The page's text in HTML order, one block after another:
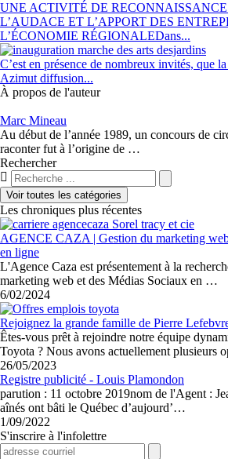
UNE ACTIVITÉ DE
L’AUDACE ET L’APPORT DES
L’ÉCONOMIE RÉGIONALEDans...
C’est en présence de nombreux invités, que
Azimut diffusion...
À propos de l'auteur
Marc Mineau
Au début de l’année 1989, un concours de
raconter fut à l’origine de …
Rechercher
Voir toutes les catégories
Les chroniques plus récentes
AGENCE CAZA | Gestion du marketing
en ligne
L'Agence Caza est présentement à la
marketing web et des Médias Sociaux en …
6/02/2024
Rejoignez la grande famille de Pierre
Êtes-vous prêt à rejoindre notre équipe
Toyota ? Nous avons actuellement plusieurs
26/05/2023
Registre publicité - Louis Plamondon
parution : 11 octobre 2019nom de l'Agent :
aînés ont bâti le Québec d’aujourd’…
1/09/2022
S'inscrire à l'infolettre